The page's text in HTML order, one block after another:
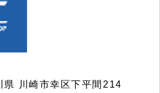
川崎市幸区下平間214